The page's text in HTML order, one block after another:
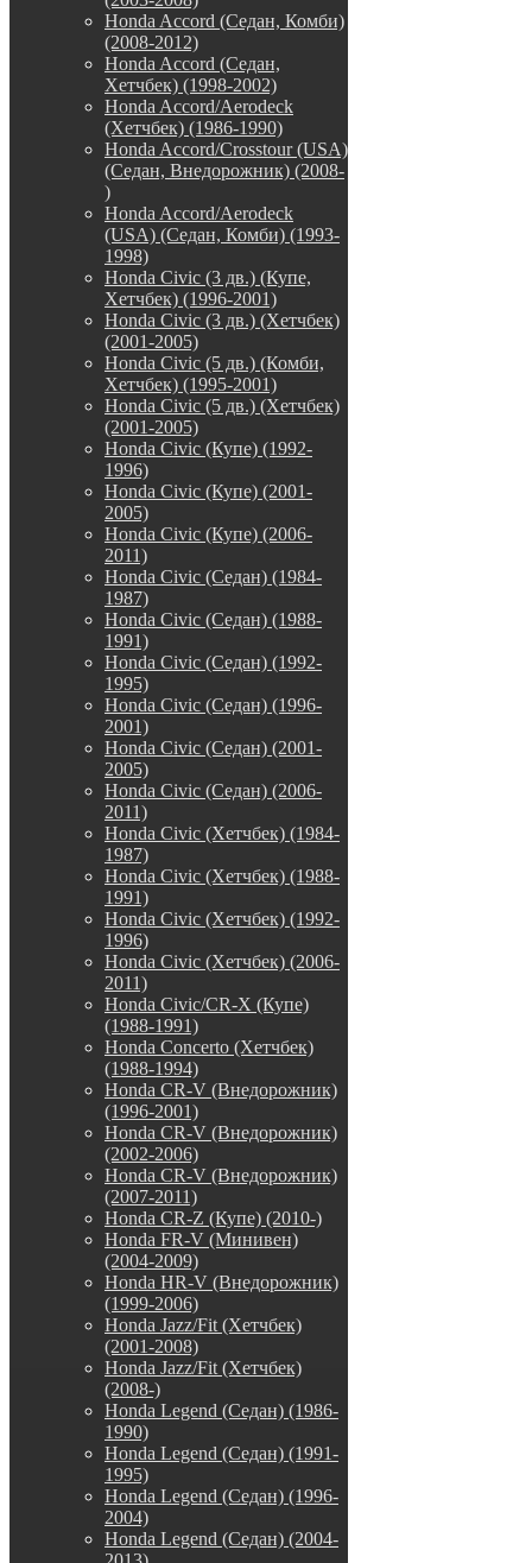
Honda Accord (Седан, Комби)
(2008-2012)
Honda Accord (Седан,
Хетчбек) (1998-2002)
Honda Accord/Aerodeck
(Хетчбек) (1986-1990)
Honda Accord/Crosstour (USA)
(Седан, Внедорожник) (2008-
)
Honda Accord/Аerodeck
(USA) (Седан, Комби) (1993-
1998)
Honda Civic (3 дв.) (Купе,
Хетчбек) (1996-2001)
Honda Civic (3 дв.) (Хетчбек)
(2001-2005)
Honda Civic (5 дв.) (Комби,
Хетчбек) (1995-2001)
Honda Civic (5 дв.) (Хетчбек)
(2001-2005)
Honda Civic (Купе) (1992-
1996)
Honda Civic (Купе) (2001-
2005)
Honda Civic (Купе) (2006-
2011)
Honda Civic (Седан) (1984-
1987)
Honda Civic (Седан) (1988-
1991)
Honda Civic (Седан) (1992-
1995)
Honda Civic (Седан) (1996-
2001)
Honda Civic (Седан) (2001-
2005)
Honda Civic (Седан) (2006-
2011)
Honda Civic (Хетчбек) (1984-
1987)
Honda Civic (Хетчбек) (1988-
1991)
Honda Civic (Хетчбек) (1992-
1996)
Honda Civic (Хетчбек) (2006-
2011)
Honda Civic/CR-X (Купе)
(1988-1991)
Honda Concerto (Хетчбек)
(1988-1994)
Honda CR-V (Внедорожник)
(1996-2001)
Honda CR-V (Внедорожник)
(2002-2006)
Honda CR-V (Внедорожник)
(2007-2011)
Honda CR-Z (Купе) (2010-)
Honda FR-V (Минивен)
(2004-2009)
Honda HR-V (Внедорожник)
(1999-2006)
Honda Jazz/Fit (Хетчбек)
(2001-2008)
Honda Jazz/Fit (Хетчбек)
(2008-)
Honda Legend (Седан) (1986-
1990)
Honda Legend (Седан) (1991-
1995)
Honda Legend (Седан) (1996-
2004)
Honda Legend (Седан) (2004-